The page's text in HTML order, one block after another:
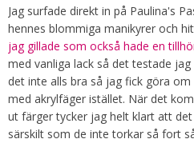
Jag surfade direkt in på Paulina's
hennes blommiga manikyrer och
jag gillade som också hade en
med vanliga lack så det testade
det inte alls bra så jag fick göra
med akrylfäger istället. När det
ut färger tycker jag helt klart att
särskilt som de inte torkar så fort